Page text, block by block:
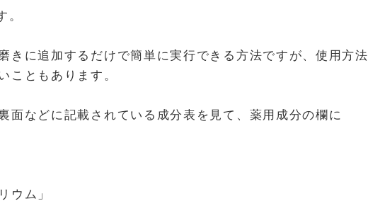
きに追加するだけで簡単に実行できる方法ですが、使用方法
こともあります。
面などに記載されている成分表を見て、薬用成分の欄に
ム」